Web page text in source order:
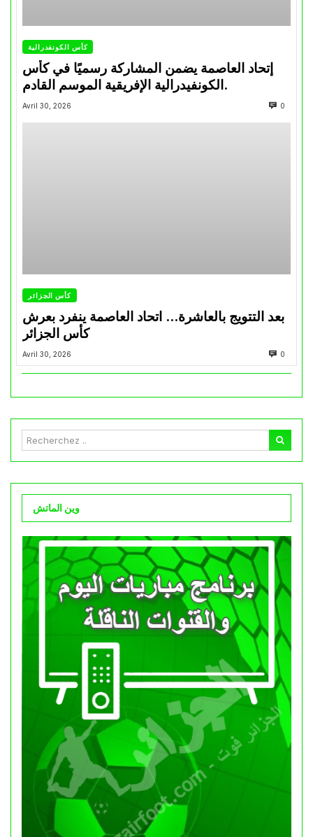
كأس الكونفدرالية
إتحاد العاصمة يضمن المشاركة رسميًا في كأس
الكونفيدرالية الإفريقية الموسم القادم.
Avril 30, 2026 0
كأس الجزائر
بعد التتويج بالعاشرة… اتحاد العاصمة ينفرد بعرش
كأس الجزائر
Avril 30, 2026 0
وين الماتش